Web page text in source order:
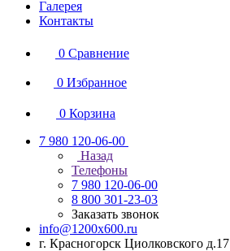
Галерея
Контакты
0 Сравнение
0 Избранное
0 Корзина
7 980 120-06-00
Назад
Телефоны
7 980 120-06-00
8 800 301-23-03
Заказать звонок
info@1200x600.ru
г. Красногорск Циолковского д.17